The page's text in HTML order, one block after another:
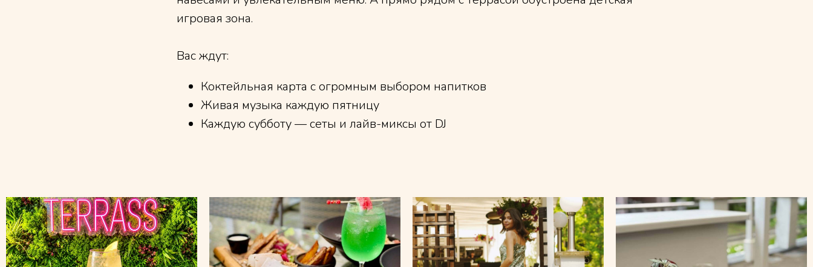
игровая зона.
Вас ждут:
Коктейльная карта с огромным выбором напитков
Живая музыка каждую пятницу
Каждую субботу — сеты и лайв-миксы от DJ